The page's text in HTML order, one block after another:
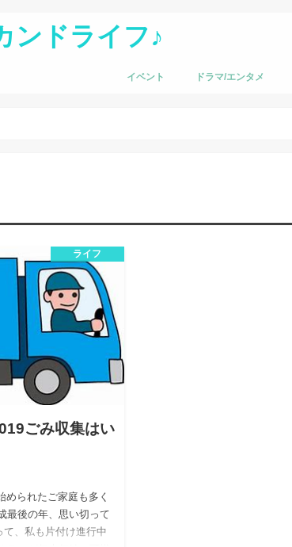
ンドライフ♪
イベント ドラマ/エンタメ
ライフ
ごみ収集はい
められたご家庭も多く
最後の年、思い切って
、私も片付け進行中